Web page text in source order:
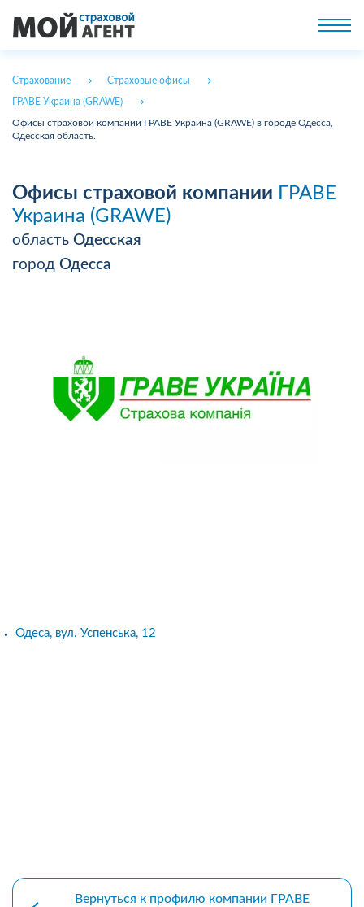
Страхование Страховые офисы
ГРАВЕ Украина (GRAWE)
Офисы страховой компании ГРАВЕ Украина (GRAWE) в городе Одесса,
Одесская область.
Офисы страховой компании ГРАВЕ
Украина (GRAWE)
область Одесская
город Одесса
Одеса, вул. Успенська, 12
Вернуться к профилю компании ГРАВЕ